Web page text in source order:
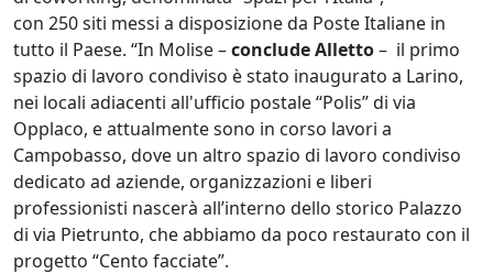
con 250 siti messi a disposizione da Poste Italiane in
tutto il Paese. “In Molise –conclude Alletto– il primo
spazio di lavoro condiviso è stato inaugurato a Larino,
nei locali adiacenti all'ufficio postale “Polis” di via
Opplaco, e attualmente sono in corso lavori a
Campobasso, dove un altro spazio di lavoro condiviso
dedicato ad aziende, organizzazioni e liberi
professionisti nascerà all’interno dello storico Palazzo
di via Pietrunto, che abbiamo da poco restaurato con il
progetto “Cento facciate”.